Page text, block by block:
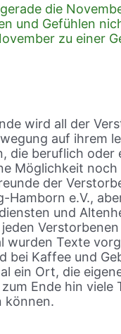
die
und Gefühlen
zu einer
wird all der
auf ihrem
die beruflich
Möglichkeit
der
Hamborn e.V.,
und
wurden Texte
bei Kaffee und
ein Ort, die
Ende hin
können.